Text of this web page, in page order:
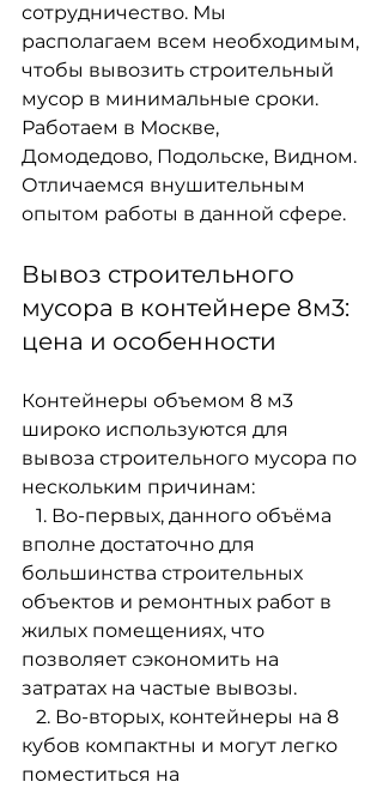
сотрудничество. Мы
располагаем всем необходимым,
чтобы вывозить строительный
мусор в минимальные сроки.
Работаем в Москве,
Домодедово, Подольске, Видном.
Отличаемся внушительным
опытом работы в данной сфере.
Вывоз строительного
мусора в контейнере 8м3:
цена и особенности
Контейнеры объемом 8 м3
широко используются для
вывоза строительного мусора по
нескольким причинам:
вполне достаточно для
большинства строительных
объектов и ремонтных работ в
жилых помещениях, что
позволяет сэкономить на
затратах на частые вывозы.
кубов компактны и могут легко
поместиться на